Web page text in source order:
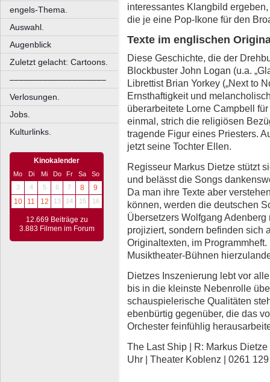
engels-Thema.
Auswahl.
Augenblick
Zuletzt gelacht: Cartoons.
––––––––––––––––––––
Verlosungen.
Jobs.
Kulturlinks.
Kinokalender
Mo Di Mi Do Fr Sa
So
3
4 5 6 7 8
9
10
11 12 13 14 15 16
12.669 Beiträge zu
3.883 Filmen im Forum
interessantes Klangbild
die je eine Pop-Ikone für den
Texte im englischen
Diese Geschichte, die der
Blockbuster John Logan (u.a.
Librettist Brian Yorkey („Next to
Ernsthaftigkeit und
überarbeitete Lorne Campbell
einmal, strich die religiösen
tragende Figur eines Priesters.
jetzt seine Tochter Ellen.
Regisseur Markus Dietze stützt
und belässt die Songs
Da man ihre Texte aber
können, werden die deutschen
Übersetzers Wolfgang
projiziert, sondern befinden sich
Originaltexten, im
Musiktheater-Bühnen
Dietzes Inszenierung lebt vor
bis in die kleinste Nebenrolle
schauspielerische Qualitäten
ebenbürtig gegenüber, die das
Orchester feinfühlig
The Last Ship | R: Markus
Uhr | Theater Koblenz | 0261